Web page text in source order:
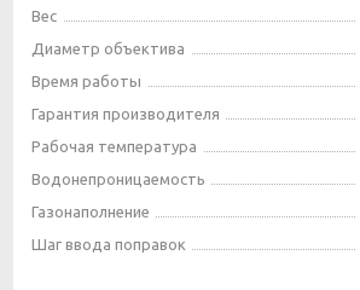
Вес
Диаметр объектива
Время работы
Гарантия производителя
Рабочая температура
Водонепроницаемость
Газонаполнение
Шаг ввода поправок